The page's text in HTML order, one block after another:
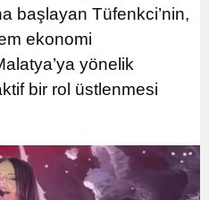
başlayan Tüfenkci’nin,
ekonomi
yönelik
bir rol üstlenmesi